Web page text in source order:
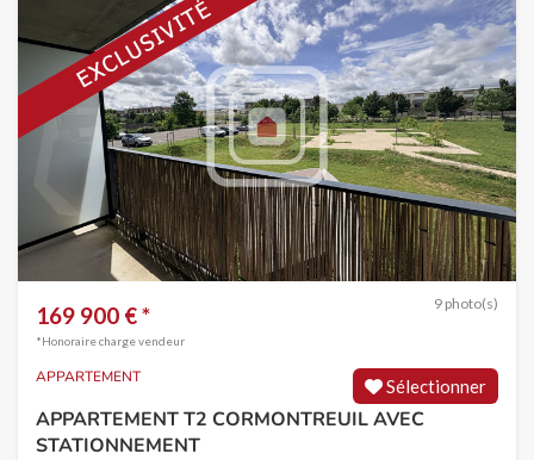
9 photo(s)
169 900 € *
*Honoraire charge vendeur
Sélectionner
APPARTEMENT
APPARTEMENT T2 CORMONTREUIL AVEC
STATIONNEMENT